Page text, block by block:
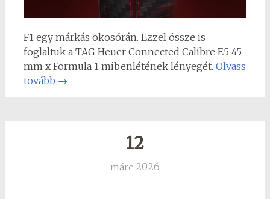
F1 egy márkás okosórán. Ezzel össze is
foglaltuk a TAG Heuer Connected Calibre E5 45
mm x Formula 1 mibenlétének lényegét. Olvass
tovább →
12
márc 2026